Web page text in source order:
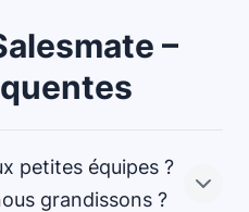
–
petites équipes ?
grandissons ?